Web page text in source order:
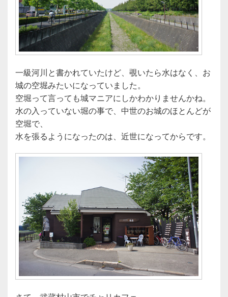
一級河川と書かれていたけど、覗いたら水はなく、お
城の空堀みたいになっていました。
空堀って言っても城マニアにしかわかりませんかね。
水の入っていない堀の事で、中世のお城のほとんどが
空堀で、
水を張るようになったのは、近世になってからです。